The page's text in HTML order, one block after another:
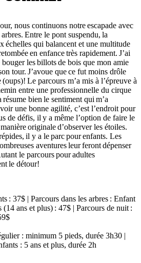
nous continuons notre escapade avec
Entre le pont suspendu, la
échelles qui balancent et une multitude
en enfance très rapidement. J’ai
les billots de bois que mon amie
tour. J’avoue que ce fut moins drôle
Le parcours m’a mis à l’épreuve à
entre une professionnelle du cirque
bien le sentiment qui m’a
une bonne agilité, c’est l’endroit pour
de défis, il y a même l’option de faire le
originale d’observer les étoiles.
il y a le parc pour enfants. Les
aventures leur feront dépenser
le parcours pour adultes
le détour!
: 37$ | Parcours dans les arbres : Enfant
ans et plus) : 47$ | Parcours de nuit :
: minimum 5 pieds, durée 3h30 |
: 5 ans et plus, durée 2h